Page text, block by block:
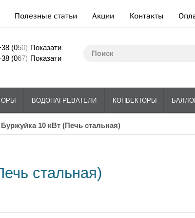
Полезные статьи Акции Контакты
(050) Показати
(067) Показати
ВОДОНАГРЕВАТЕЛИ КОНВЕКТОРЫ
Буржуйка 10 кВт (Печь стальная)
стальная)